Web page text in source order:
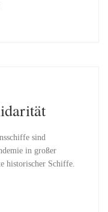
sind
in großer
historischer Schiffe.